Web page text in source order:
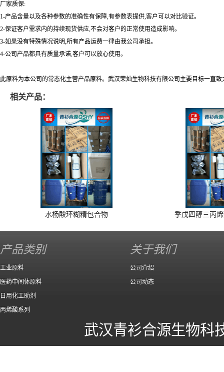
厂家质保:
1-产品含量以及各种参数的准确性有保障,有参数表提供,客户可以对比验证。
2-保证客户需求内的持续现货供应,不会对客户的正常使用造成影响。
3-如果没有特殊情况说明,所有产品运费一律由我公司承担。
4-公司产品都具有质量承诺,客户可以放心使用。
此原料为本公司的常态化主营产品原料。武汉荣灿生物科技有限公司主要目标一直
相关产品：
水杨酸环糊精包合物 季戊四醇三丙
产品类别
工业原料
医药中间体原料
日用化工助剂
丙烯酸系列
关于我们
公司介绍
公司动态
武汉青衫合源生物科